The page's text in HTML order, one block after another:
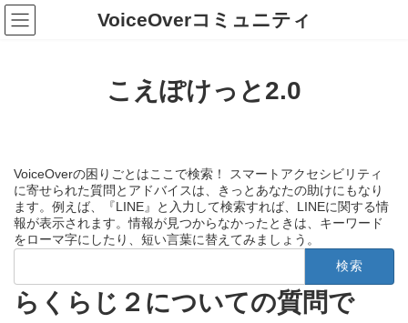
コ
ン
テ
ナ
ビ
ゲ
VoiceOverコミュニティ
こえぽけっと2.0
VoiceOverの困りごとはここで検索！ スマートアクセシビリティ
に寄せられた質問とアドバイスは、きっとあなたの助けにもなり
ます。例えば、『LINE』と入力して検索すれば、LINEに関する情
報が表示されます。情報が見つからなかったときは、キーワード
をローマ字にしたり、短い言葉に替えてみましょう。
検
らくらじ２についての質問で